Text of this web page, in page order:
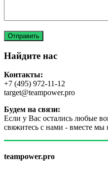
Найдите нас
Контакты:
+7 (495) 972-11-12
target@teampower.pro
Будем на связи:
Если у Вас остались любые
свяжитесь с нами - вместе
teampower.pro